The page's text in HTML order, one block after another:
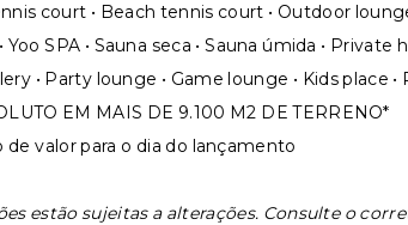
court • Beach tennis court • Outdoor
Yoo SPA • Sauna seca • Sauna úmida •
• Party lounge • Game lounge • Kids place
EM MAIS DE 9.100 M2 DE TERRENO*
de valor para o dia do lançamento
estão sujeitas a alterações. Consulte o